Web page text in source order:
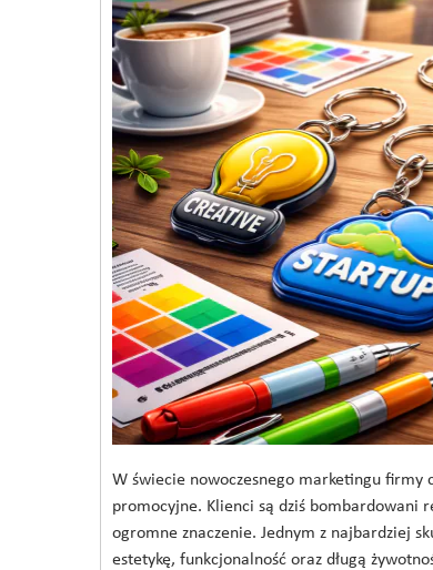
W świecie nowoczesnego marketingu firmy
promocyjne. Klienci są dziś bombardowani
ogromne znaczenie. Jednym z najbardziej
estetykę, funkcjonalność oraz długą